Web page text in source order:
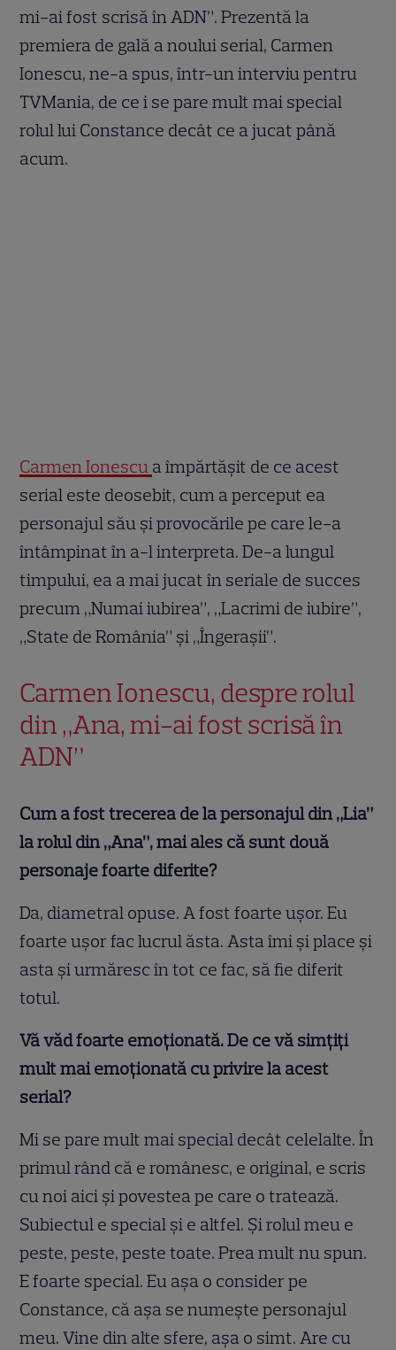
mi-ai fost scrisă în ADN”. Prezentă la
premiera de gală a noului serial, Carmen
Ionescu, ne-a spus, într-un interviu pentru
TVMania, de ce i se pare mult mai special
rolul lui Constance decât ce a jucat până
acum.
Carmen Ionescu a împărtășit de ce acest
serial este deosebit, cum a perceput ea
personajul său și provocările pe care le-a
întâmpinat în a-l interpreta. De-a lungul
timpului, ea a mai jucat în seriale de succes
precum „Numai iubirea”, „Lacrimi de iubire”,
„State de România” și „Îngerașii”.
Carmen Ionescu, despre rolul
din „Ana, mi-ai fost scrisă în
ADN”
Cum a fost trecerea de la personajul din „Lia”
la rolul din „Ana”, mai ales că sunt două
personaje foarte diferite?
Da, diametral opuse. A fost foarte ușor. Eu
foarte ușor fac lucrul ăsta. Asta îmi și place și
asta și urmăresc în tot ce fac, să fie diferit
totul.
Vă văd foarte emoționată. De ce vă simțiți
mult mai emoționată cu privire la acest
serial?
Mi se pare mult mai special decât celelalte. În
primul rând că e românesc, e original, e scris
cu noi aici și povestea pe care o tratează.
Subiectul e special și e altfel. Și rolul meu e
peste, peste, peste toate. Prea mult nu spun.
E foarte special. Eu așa o consider pe
Constance, că așa se numește personajul
meu. Vine din alte sfere, așa o simt. Are cu